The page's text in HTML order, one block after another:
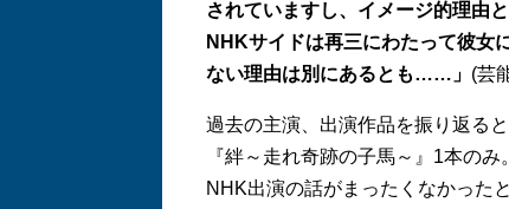
されていますし、イメージ的理由
NHKサイドは再三にわたって彼女
ない理由は別にあるとも……」 (芸
過去の主演、出演作品を振り返る
『絆～走れ奇跡の子馬～』1本の
NHK出演の話がまったくなかった